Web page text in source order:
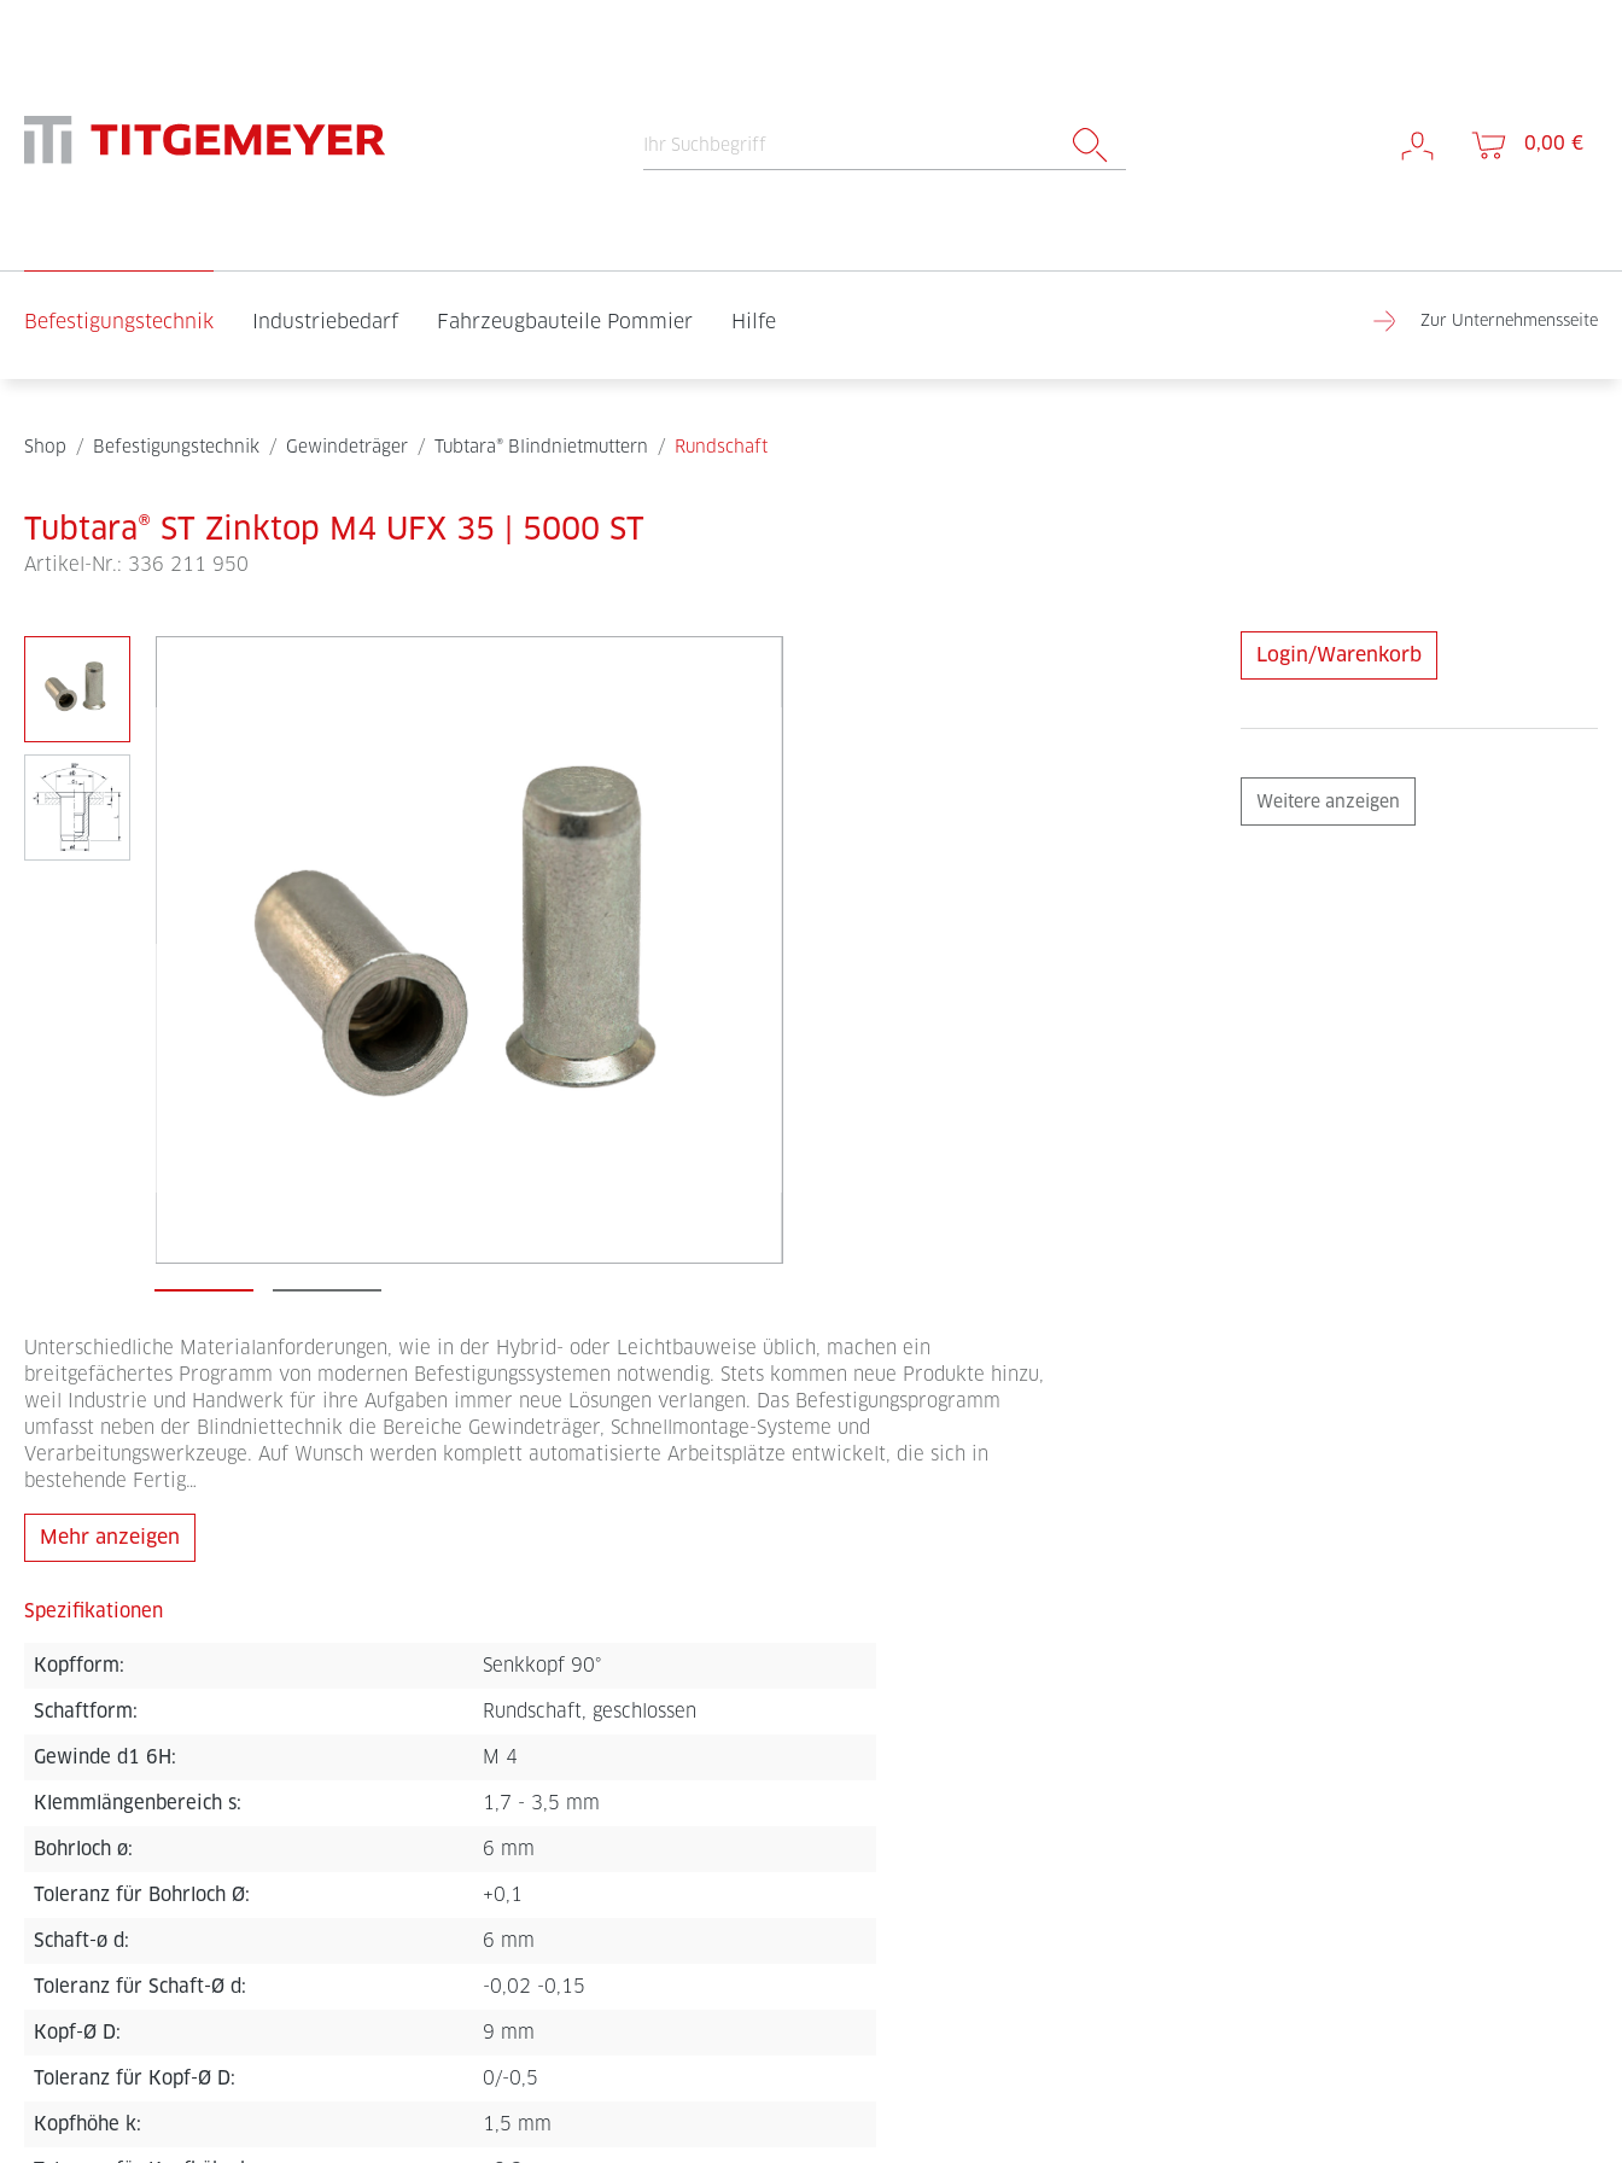
0,00 €
Befestigungstechnik Industriebedarf Fahrzeugbauteile Pommier Hilfe Zur Unternehmensseite
Shop / Befestigungstechnik / Gewindeträger / Tubtara® Blindnietmuttern / Rundschaft
Tubtara® ST Zinktop M4 UFX 35 | 5000 ST
Artikel-Nr.: 336 211 950
Unterschiedliche Materialanforderungen, wie in der Hybrid- oder Leichtbauweise üblich, machen ein
breitgefächertes Programm von modernen Befestigungssystemen notwendig. Stets kommen neue Produkte hinzu,
weil Industrie und Handwerk für ihre Aufgaben immer neue Lösungen verlangen. Das Befestigungsprogramm
umfasst neben der Blindniettechnik die Bereiche Gewindeträger, Schnellmontage-Systeme und
Verarbeitungswerkzeuge. Auf Wunsch werden komplett automatisierte Arbeitsplätze entwickelt, die sich in
bestehende Fertig…
Mehr anzeigen
Spezifikationen
Kopfform: Senkkopf 90°
Schaftform: Rundschaft, geschlossen
Gewinde d1 6H: M 4
Klemmlängenbereich s: 1,7 - 3,5 mm
Bohrloch ø: 6 mm
Toleranz für Bohrloch Ø: +0,1
Schaft-ø d: 6 mm
Toleranz für Schaft-Ø d: -0,02 -0,15
Kopf-Ø D: 9 mm
Toleranz für Kopf-Ø D: 0/-0,5
Kopfhöhe k: 1,5 mm
Login/Warenkorb
Weitere anzeigen